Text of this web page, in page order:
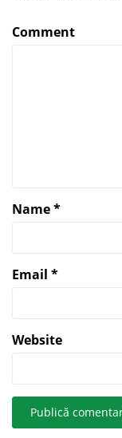
Comment
Name*
Email *
Website